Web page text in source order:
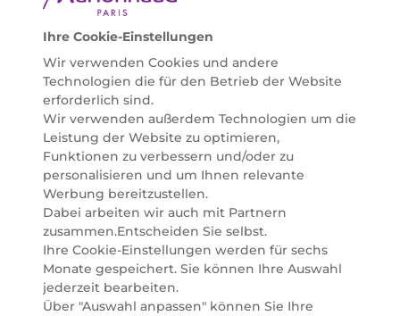
helfen zu können. Entdecken Sie auch unsere
Online Beauty Beratungen und bestellen Sie ganz
einfach alles für Ihre Beauty Routine direkt nach
Hause oder in Ihre Wunsch-Parfümerie liefern.
BERATUNG & EXPERTISE
Marionnaud wurde im Jahr 1984 in Paris gegründet
und ist seit 2001 in Österreich vertreten. Mit rund 80
Parfümerien und unserem Online Shop sind wir
Marktführer im selektiven Beautyhandel in
Österreich. Seit 2023 liefern wir auch nach
Deutschland. Durch abwechselnde Aktionen und
attraktive Angebote zu allen Anlässen finden Sie bei
Marionnaud alles, was Beauty Herzen höherschlagen
lässt. Wir glauben fest daran, dass Freude auf viele
Arten geschaffen werden kann. Vom beruhigenden
und pflegenden Gefühl Ihrer Lieblingsaugencreme
Ihre Cookie-Einstellungen
Wir verwenden Cookies und andere
Technologien die für den Betrieb der Website
erforderlich sind.
Wir verwenden außerdem Technologien um die
Leistung der Website zu optimieren,
Funktionen zu verbessern und/oder zu
personalisieren und um Ihnen relevante
Werbung bereitzustellen.
Dabei arbeiten wir auch mit Partnern
zusammen.Entscheiden Sie selbst.
Ihre Cookie-Einstellungen werden für sechs
Monate gespeichert. Sie können Ihre Auswahl
jederzeit bearbeiten.
Über "Auswahl anpassen" können Sie Ihre